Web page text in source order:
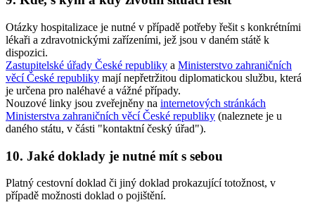
Otázky hospitalizace je nutné v případě potřeby řešit s konkrétními
lékaři a zdravotnickými zařízeními, jež jsou v daném státě k
dispozici.
Zastupitelské úřady České republiky a Ministerstvo zahraničních
věcí České republiky mají nepřetržitou diplomatickou službu, která
je určena pro naléhavé a vážné případy.
Nouzové linky jsou zveřejněny na internetových stránkách
Ministerstva zahraničních věcí České republiky (naleznete je u
daného státu, v části "kontaktní český úřad").
10. Jaké doklady je nutné mít s sebou
Platný cestovní doklad či jiný doklad prokazující totožnost, v
případě možnosti doklad o pojištění.